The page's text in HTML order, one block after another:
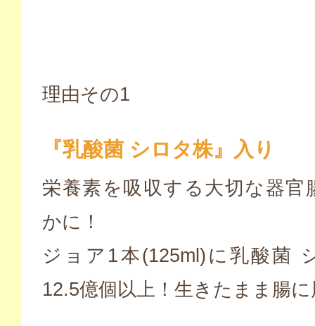
理由その1
『乳酸菌 シロタ株』入り
栄養素を吸収する大切な器官
かに！
ジョア1本(125ml)に乳酸菌
12.5億個以上！生きたまま腸